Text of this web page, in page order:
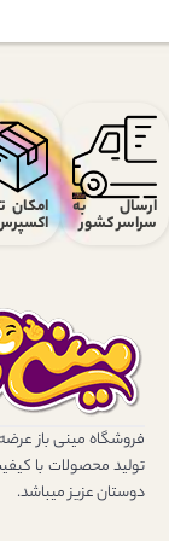
ارسال به
سراسر کشور
امکان
فروشگاه مینی باز
تولید محصولات با
دوستان عزیز میباشد.